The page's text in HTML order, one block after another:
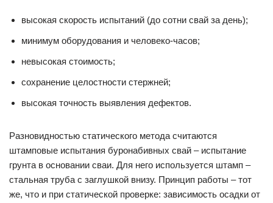
высокая скорость испытаний (до сотни свай за день);
минимум оборудования и человеко-часов;
невысокая стоимость;
сохранение целостности стержней;
высокая точность выявления дефектов.
Разновидностью статического метода считаются
штамповые испытания буронабивных свай – испытание
грунта в основании сваи. Для него используется штамп –
стальная труба с заглушкой внизу. Принцип работы – тот
же, что и при статической проверке: зависимость осадки от